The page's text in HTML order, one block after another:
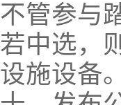
不管参与
若中选，
设施设备。